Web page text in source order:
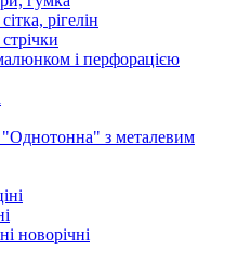
рігелін
і перфорацією
"Однотонна" з металевим
новорічні